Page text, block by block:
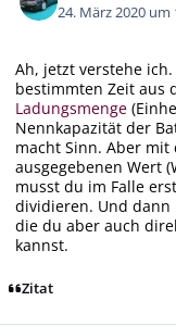
24. März 2020 um
Ah, jetzt verstehe
bestimmten Zeit aus
Ladungsmenge
Nennkapazität der
macht Sinn. Aber
ausgegebenen Wert
musst du im Falle
dividieren. Und
die du aber auch
kannst.
Zitat